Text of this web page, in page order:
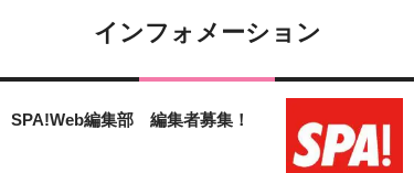
インフォメーション
SPA!Web編集部 編集者募集！